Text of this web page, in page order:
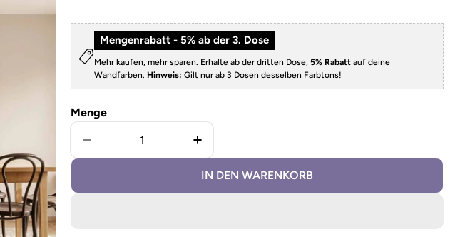
Mengenrabatt - 5% ab der 3. Dose
Mehr kaufen, mehr sparen. Erhalte ab der dritten Dose,5% Rabatt auf deine
Wandfarben. Hinweis: Gilt nur ab 3 Dosen desselben Farbtons!
Menge
Menge für Wandfarbe Sahara verringern
Menge für Wandfarbe Sahara erhöhen
IN DEN WARENKORB